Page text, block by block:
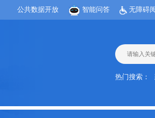
公共数据开放 智能问答 无障碍
热门搜索：